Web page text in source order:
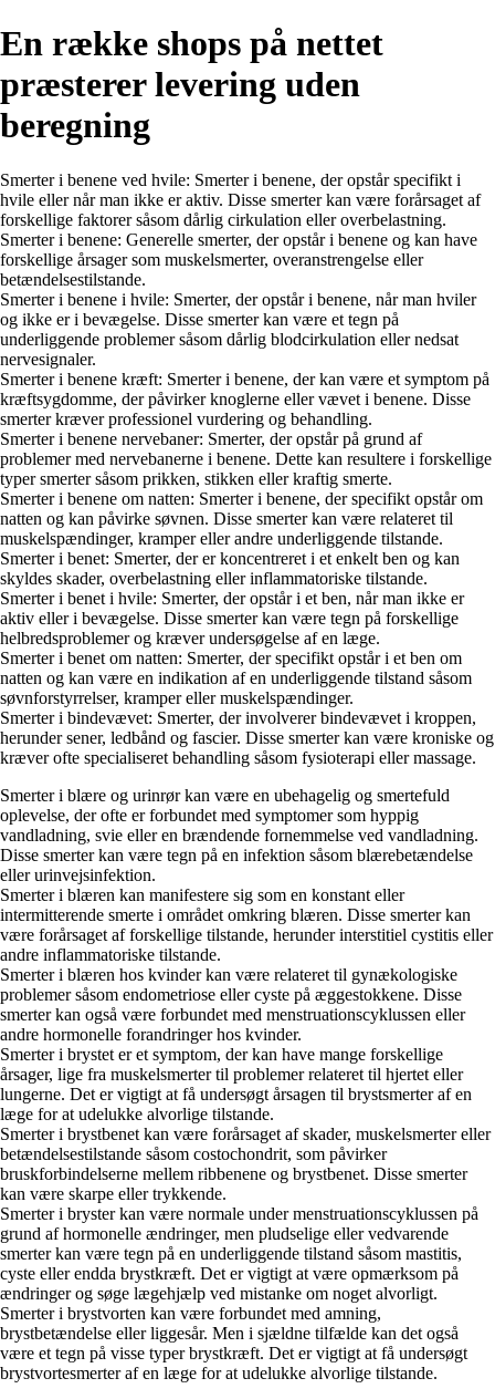
En række shops på nettet
præsterer levering uden
beregning
Smerter i benene ved hvile: Smerter i benene, der opstår specifikt i
hvile eller når man ikke er aktiv. Disse smerter kan være forårsaget af
forskellige faktorer såsom dårlig cirkulation eller overbelastning.
Smerter i benene: Generelle smerter, der opstår i benene og kan have
forskellige årsager som muskelsmerter, overanstrengelse eller
betændelsestilstande.
Smerter i benene i hvile: Smerter, der opstår i benene, når man hviler
og ikke er i bevægelse. Disse smerter kan være et tegn på
underliggende problemer såsom dårlig blodcirkulation eller nedsat
nervesignaler.
Smerter i benene kræft: Smerter i benene, der kan være et symptom på
kræftsygdomme, der påvirker knoglerne eller vævet i benene. Disse
smerter kræver professionel vurdering og behandling.
Smerter i benene nervebaner: Smerter, der opstår på grund af
problemer med nervebanerne i benene. Dette kan resultere i forskellige
typer smerter såsom prikken, stikken eller kraftig smerte.
Smerter i benene om natten: Smerter i benene, der specifikt opstår om
natten og kan påvirke søvnen. Disse smerter kan være relateret til
muskelspændinger, kramper eller andre underliggende tilstande.
Smerter i benet: Smerter, der er koncentreret i et enkelt ben og kan
skyldes skader, overbelastning eller inflammatoriske tilstande.
Smerter i benet i hvile: Smerter, der opstår i et ben, når man ikke er
aktiv eller i bevægelse. Disse smerter kan være tegn på forskellige
helbredsproblemer og kræver undersøgelse af en læge.
Smerter i benet om natten: Smerter, der specifikt opstår i et ben om
natten og kan være en indikation af en underliggende tilstand såsom
søvnforstyrrelser, kramper eller muskelspændinger.
Smerter i bindevævet: Smerter, der involverer bindevævet i kroppen,
herunder sener, ledbånd og fascier. Disse smerter kan være kroniske og
kræver ofte specialiseret behandling såsom fysioterapi eller massage.
Smerter i blære og urinrør kan være en ubehagelig og smertefuld
oplevelse, der ofte er forbundet med symptomer som hyppig
vandladning, svie eller en brændende fornemmelse ved vandladning.
Disse smerter kan være tegn på en infektion såsom blærebetændelse
eller urinvejsinfektion.
Smerter i blæren kan manifestere sig som en konstant eller
intermitterende smerte i området omkring blæren. Disse smerter kan
være forårsaget af forskellige tilstande, herunder interstitiel cystitis eller
andre inflammatoriske tilstande.
Smerter i blæren hos kvinder kan være relateret til gynækologiske
problemer såsom endometriose eller cyste på æggestokkene. Disse
smerter kan også være forbundet med menstruationscyklussen eller
andre hormonelle forandringer hos kvinder.
Smerter i brystet er et symptom, der kan have mange forskellige
årsager, lige fra muskelsmerter til problemer relateret til hjertet eller
lungerne. Det er vigtigt at få undersøgt årsagen til brystsmerter af en
læge for at udelukke alvorlige tilstande.
Smerter i brystbenet kan være forårsaget af skader, muskelsmerter eller
betændelsestilstande såsom costochondrit, som påvirker
bruskforbindelserne mellem ribbenene og brystbenet. Disse smerter
kan være skarpe eller trykkende.
Smerter i bryster kan være normale under menstruationscyklussen på
grund af hormonelle ændringer, men pludselige eller vedvarende
smerter kan være tegn på en underliggende tilstand såsom mastitis,
cyste eller endda brystkræft. Det er vigtigt at være opmærksom på
ændringer og søge lægehjælp ved mistanke om noget alvorligt.
Smerter i brystvorten kan være forbundet med amning,
brystbetændelse eller liggesår. Men i sjældne tilfælde kan det også
være et tegn på visse typer brystkræft. Det er vigtigt at få undersøgt
brystvortesmerter af en læge for at udelukke alvorlige tilstande.